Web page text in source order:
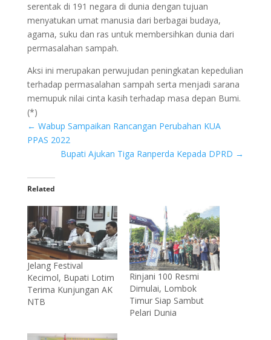
serentak di 191 negara di dunia dengan tujuan
menyatukan umat manusia dari berbagai budaya,
agama, suku dan ras untuk membersihkan dunia dari
permasalahan sampah.
Aksi ini merupakan perwujudan peningkatan kepedulian
terhadap permasalahan sampah serta menjadi sarana
memupuk nilai cinta kasih terhadap masa depan Bumi.
(*)
← Wabup Sampaikan Rancangan Perubahan KUA
PPAS 2022
Bupati Ajukan Tiga Ranperda Kepada DPRD →
Related
Jelang Festival
Kecimol, Bupati Lotim
Terima Kunjungan AK
NTB
Rinjani 100 Resmi
Dimulai, Lombok
Timur Siap Sambut
Pelari Dunia